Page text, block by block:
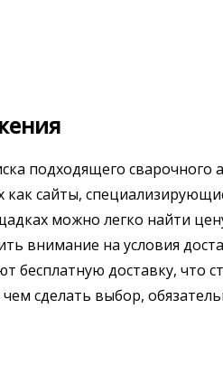
подходящего сварочного
как сайты,
можно легко найти
внимание на условия
бесплатную доставку, что
сделать выбор,